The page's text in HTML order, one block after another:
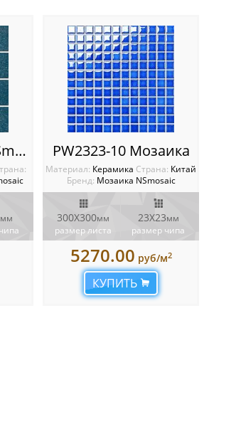
P-564 Мозаика NSmosaic
мм
PW2323-10 Мозаика
Материал: Керамика Cтрана: Китай
Бренд: Мозаика NSmosaic
300X300мм
размер листа
23X23мм
размер чипа
5270.00 руб/м2
КУПИТЬ